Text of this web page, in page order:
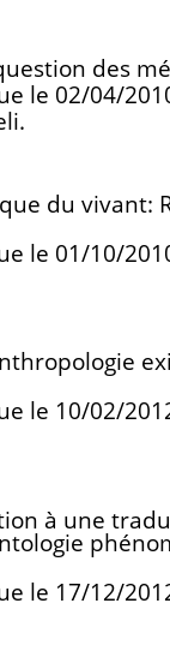
des
le 02/04/
du vivant:
le 01/10/
le 10/02/
à une
le 17/12/